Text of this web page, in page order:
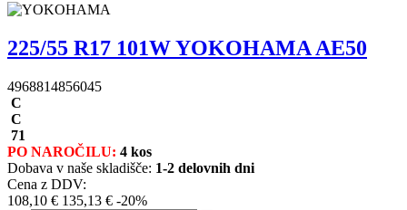
225/55 R17 101W YOKOHAMA AE50
4968814856045
C
C
71
PO NAROČILU: 4 kos
Dobava v naše skladišče: 1-2 delovnih dni
Cena z DDV:
108,10 € 135,13 € -20%